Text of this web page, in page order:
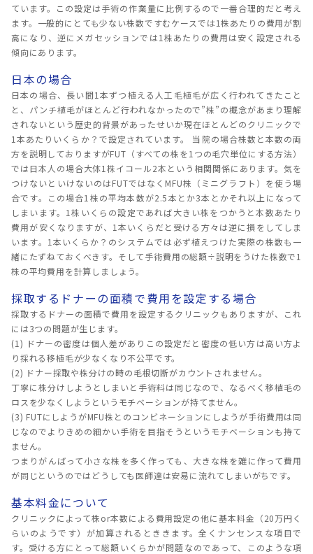
ています。この設定は手術の作業量に比例するので一番合理的だと考え
ます。一般的にとても少ない株数ですむケースでは1株あたりの費用が割
高になり、逆にメガセッションでは1株あたりの費用は安く設定される
傾向にあります。
日本の場合
日本の場合、長い間1本ずつ植える人工毛植毛が広く行われてきたこと
と、パンチ植毛がほとんど行われなかったので”株”の概念があまり理解
されないという歴史的背景があったせいか現在ほとんどのクリニックで
1本あたりいくらか？で設定されています。 当院の場合株数と本数の両
方を説明しておりますがFUT（すべての株を1つの毛穴単位にする方法）
では日本人の場合大体1株イコール2本という相関関係にあります。気を
つけないといけないのはFUTではなくMFU株（ミニグラフト）を使う場
合です。この場合1株の平均本数が2.5本とか3本とかそれ以上になって
しまいます。1株いくらの設定であれば大きい株をつかうと本数あたり
費用が安くなりますが、1本いくらだと受ける方々は逆に損をしてしま
います。1本いくらか？のシステムでは必ず植えつけた実際の株数も一
緒にたずねておくべきす。そして手術費用の総額÷説明をうけた株数で1
株の平均費用を計算しましょう。
採取するドナーの面積で費用を設定する場合
採取するドナーの面積で費用を設定するクリニックもありますが、これ
には3つの問題が生じます。
(1) ドナーの密度は個人差がありこの設定だと密度の低い方は高い方よ
り採れる移植毛が少なくなり不公平です。
(2) ドナー採取や株分けの時の毛根切断がカウントされません。
丁寧に株分けしようとしまいと手術料は同じなので、なるべく移植毛の
ロスを少なくしようというモチベーションが持てません。
(3) FUTにしようがMFU株とのコンビネーションにしようが手術費用は同
じなのでよりきめの細かい手術を目指そうというモチベーションも持て
ません。
つまりがんばって小さな株を多く作っても、大きな株を雑に作って費用
が同じというのではどうしても医師達は安易に流れてしまいがちです。
基本料金について
クリニックによって株or本数による費用設定の他に基本料金（20万円く
らいのようです）が加算されるとききます。全くナンセンスな項目で
す。受ける方にとって総額いくらかが問題なのであって、このような項